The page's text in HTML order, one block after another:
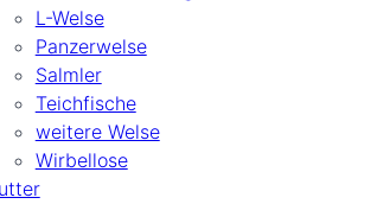
L-Welse
Panzerwelse
Salmler
Teichfische
weitere Welse
Wirbellose